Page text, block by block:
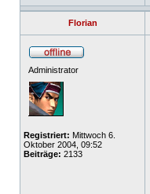
Florian
Administrator
Registriert: Mittwoch 6.
Oktober 2004, 09:52
Beiträge: 2133